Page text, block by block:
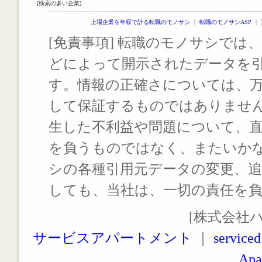
[検索の多い企業]
上場企業を年収で計る転職のモノサシ ｜ 転職のモノサシASP ｜
[免責事項] 転職のモノサシでは
どによって開示されたデータを
す。情報の正確さについては、
して保証するものではありませ
生した不利益や問題について、
を負うものではなく、またいか
シの各種引用元データの変更、
しても、当社は、一切の責任を
[株式会社
サービスアパートメント